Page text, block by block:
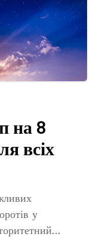
на 8
всіх
у